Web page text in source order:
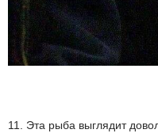
11. Эта рыба выглядит